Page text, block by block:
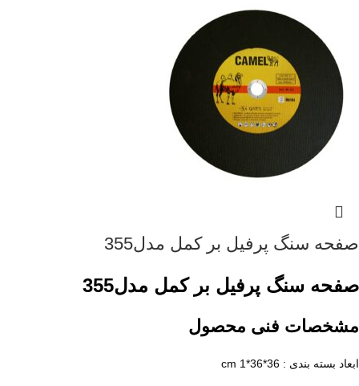
صفحه سنگ پرفیل بر کمل مدل355
صفحه سنگ پرفیل بر کمل مدل355
مشخصات فنی محصول
ابعاد بسته بندی : 36*36*1 cm